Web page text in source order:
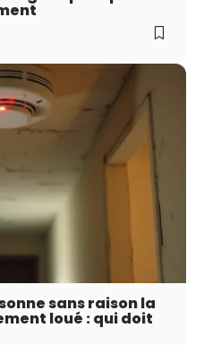
sans raison la
loué : qui doit